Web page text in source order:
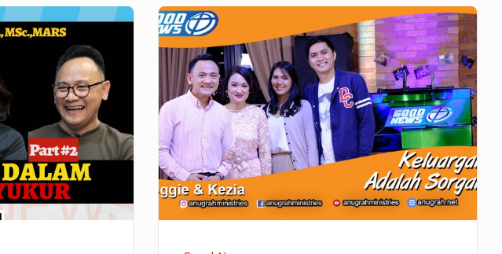
GoodNews
466
Keluargaku
Sorgaku